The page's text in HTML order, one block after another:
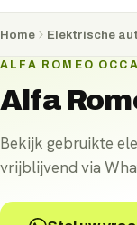
Home Elektrische
ALFA ROMEO
Alfa
Bekijk gebruikte
vrijblijvend via